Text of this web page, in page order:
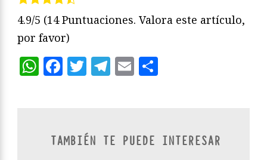
4.9/5 (14 Puntuaciones. Valora este artículo,
por favor)
WhatsApp
Facebook
Twitter
Telegram
Email
TAMBIÉN TE PUEDE INTERESAR